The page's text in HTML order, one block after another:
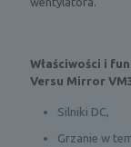
Właściwości i
Versu Mirror
Silniki DC,
Grzanie w